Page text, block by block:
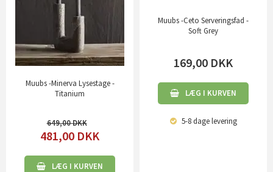
Muubs -Minerva Lysestage -
Titanium
649,00
481,00 DKK
LÆG I KURVEN
Muubs -Ceto Serveringsfad -
Soft Grey
169,00 DKK
LÆG I KURVEN
5-8 dagelevering